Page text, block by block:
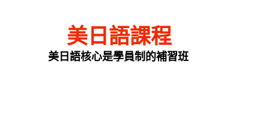
美日語課程
美日語核心是學員制的補習班